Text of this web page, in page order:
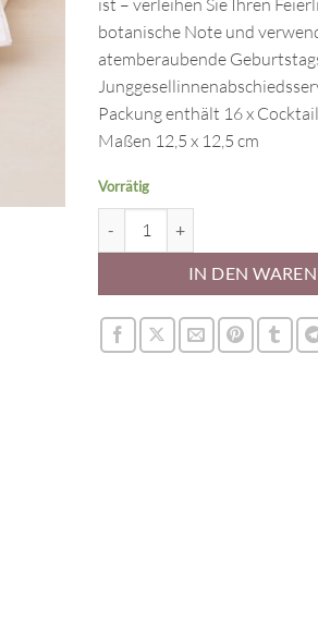
botanische Note und
atemberaubende
Packung enthält 16 x
Maßen 12,5 x 12,5 cm
Vorrätig
IN DEN